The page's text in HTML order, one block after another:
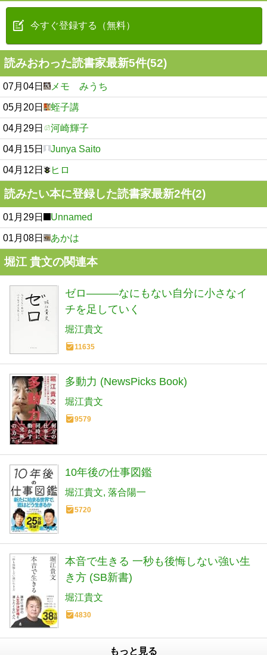
今すぐ登録する（無料）
読みおわった読書家最新5件(52)
07月04日 メモ みうち
05月20日 蛭子講
04月29日 河崎輝子
04月15日 Junya Saito
04月12日 ヒロ
読みたい本に登録した読書家最新2件(2)
01月29日 Unnamed
01月08日 あかは
堀江 貴文の関連本
ゼロ―――なにもない自分に小さなイ
チを足していく
堀江貴文
11635
多動力 (NewsPicks Book)
堀江貴文
9579
10年後の仕事図鑑
堀江貴文 落合陽一
5720
本音で生きる 一秒も後悔しない強い生
き方 (SB新書)
堀江貴文
4830
もっと見る